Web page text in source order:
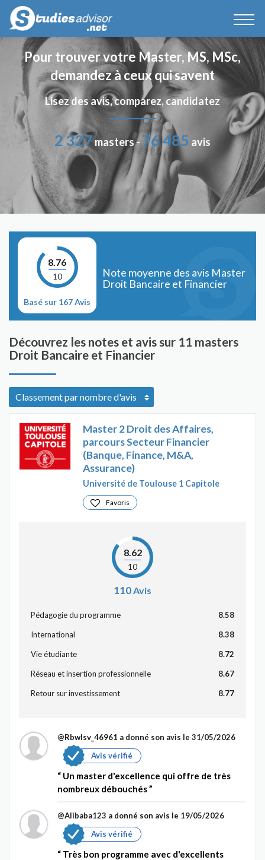
Pour trouver votre Master, MS, MSc,
demandez à ceux qui savent
Lisez des avis, comparez, candidatez
2 327masters -76 485 avis
8.76
10
Basé sur 167 Avis
Note moyenne des avis Master
Droit Bancaire et Financier
Découvrez les notes et avis sur 11 masters
Droit Bancaire et Financier
Master 2 Droit des Affaires,
parcours Secteur Financier
(Banque, Finance, M&A,
Assurance)
Université de Toulouse 1 Capitole
Favoris
8.62
10
110Avis
Pédagogie du programme 8.58
International 8.38
Vie étudiante 8.72
Réseau et insertion professionnelle 8.67
Retour sur investissement 8.77
@Rbwlsv_46961 a donné son avis le 31/05/2026
Avis vérifié
Un master d'excellence qui offre de très
nombreux débouchés
@Alibaba123 a donné son avis le 19/05/2026
Avis vérifié
Très bon programme avec d'excellents